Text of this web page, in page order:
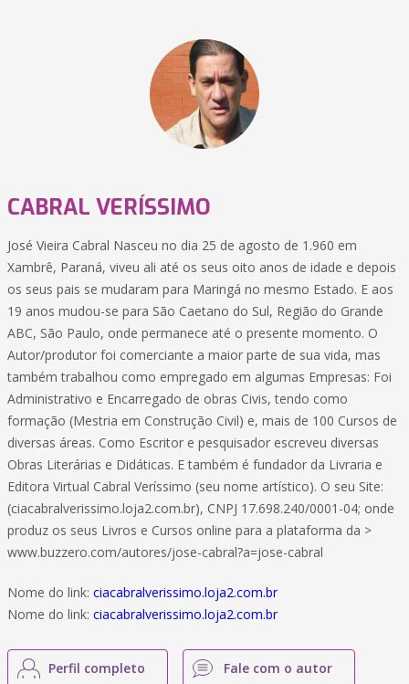
CABRAL VERÍSSIMO
José Vieira Cabral Nasceu no dia 25 de agosto de 1.960 em
Xambrê, Paraná, viveu ali até os seus oito anos de idade e depois
os seus pais se mudaram para Maringá no mesmo Estado. E aos
19 anos mudou-se para São Caetano do Sul, Região do Grande
ABC, São Paulo, onde permanece até o presente momento. O
Autor/produtor foi comerciante a maior parte de sua vida, mas
também trabalhou como empregado em algumas Empresas: Foi
Administrativo e Encarregado de obras Civis, tendo como
formação (Mestria em Construção Civil) e, mais de 100 Cursos de
diversas áreas. Como Escritor e pesquisador escreveu diversas
Obras Literárias e Didáticas. E também é fundador da Livraria e
Editora Virtual Cabral Veríssimo (seu nome artístico). O seu Site:
(ciacabralverissimo.loja2.com.br), CNPJ 17.698.240/0001-04; onde
produz os seus Livros e Cursos online para a plataforma da >
www.buzzero.com/autores/jose-cabral?a=jose-cabral
Nome do link: ciacabralverissimo.loja2.com.br
Nome do link: ciacabralverissimo.loja2.com.br
Perfil completo Fale com o autor